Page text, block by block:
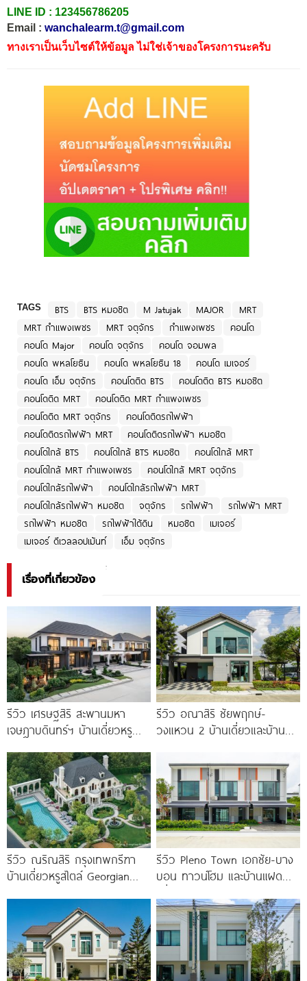
LINE ID : 123456786205
Email : wanchalearm.t@gmail.com
ทางเราเป็นเว็บไซต์ให้ข้อมูล ไม่ใช่เจ้าของโครงการนะครับ
TAGS BTS BTS หมอชิต M Jatujak MAJOR
MRT
MRT กำแพงเพชร
MRT จตุจักร กำแพงเพชร
คอนโด
คอนโด Major
คอนโด จตุจักร
คอนโด จอมพล
คอนโด พหลโยธิน
คอนโด พหลโยธิน 18
คอนโด เมเจอร์
คอนโด เอ็ม จตุจักร
คอนโดติด BTS
คอนโดติด BTS หมอชิต
คอนโดติด MRT
คอนโดติด MRT กำแพงเพชร
คอนโดติด MRT จตุจักร
คอนโดติดรถไฟฟ้า
คอนโดติดรถไฟฟ้า MRT
คอนโดติดรถไฟฟ้า หมอชิต
คอนโดใกล้ BTS
คอนโดใกล้ BTS หมอชิต
คอนโดใกล้ MRT
คอนโดใกล้ MRT กำแพงเพชร
คอนโดใกล้ MRT จตุจักร
คอนโดใกล้รถไฟฟ้า
คอนโดใกล้รถไฟฟ้า MRT
คอนโดใกล้รถไฟฟ้า หมอชิต
จตุจักร รถไฟฟ้า
รถไฟฟ้า MRT
รถไฟฟ้า หมอชิต
รถไฟฟ้าใต้ดิน หมอชิต
เมเจอร์
เมเจอร์ ดีเวลลอปเม้นท์
เอ็ม จตุจักร
เรื่องที่เกี่ยวข้อง
รีวิว เศรษฐสิริ สะพานมหา
เจษฎาบดินทร์ฯ บ้านเดี่ยวหรู
รถไฟฟ้า และทางด่วน เริ่ม 15.9
รีวิว อณาสิริ ชัยพฤกษ์-
วงแหวน 2 บ้านเดี่ยวและบ้าน
บางกรวย-ไทรน้อย เริ่ม 4.59
ล้าน*
รีวิว ณริณสิริ กรุงเทพกรีฑา
บ้านเดี่ยวหรูสไตล์ Georgian
Brighton College
รีวิว Pleno Town เอกชัย-บาง
บอน ทาวน์โฮม และบ้านแฝด
Central 2